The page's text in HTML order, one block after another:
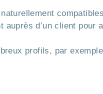
d’un client
profils, par